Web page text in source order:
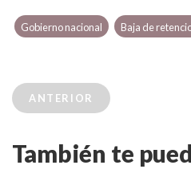
Gobierno nacional Baja de
ANTERIOR
También te